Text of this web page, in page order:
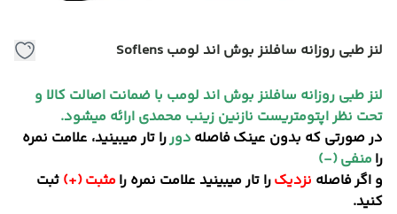
لنز طبی روزانه سافلنز بوش اند لومب Soflens
لنز طبی روزانه سافلنز بوش اند لومب با ضمانت اصالت کالا و
تحت نظر اپتومتریست نازنین زینب محمدی ارائه میشود.
در صورتی که بدون عینک فاصله دوررا تار میبینید، علامت نمره
رامنفی (-)
و اگر فاصله نزدیکرا تار میبینید علامت نمره رامثبت (+) ثبت
کنید.